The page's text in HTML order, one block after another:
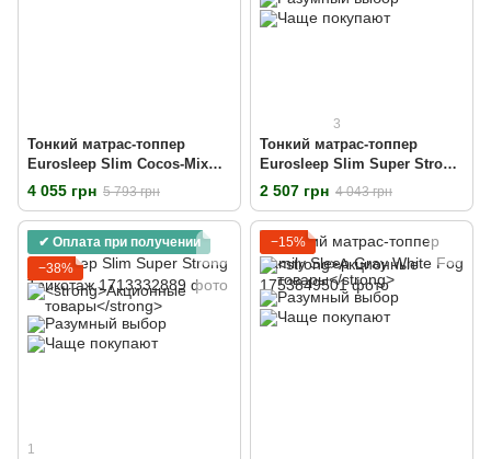
Тонкий матрас-топпер
Eurosleep Slim Cocos-Mix
Трикотаж
4 055 грн 5 793 грн
3
Тонкий матрас-топпер
Eurosleep Slim Super Strong
Жаккард
2 507 грн 4 043 грн
✔ Оплата при получении
−38%
1
−15%